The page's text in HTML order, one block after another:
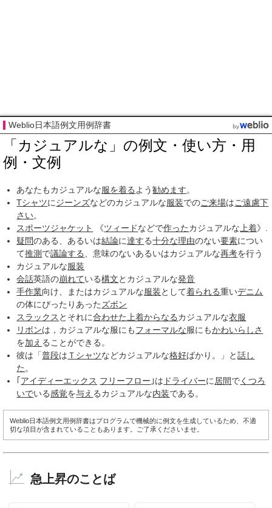
Weblio日本語例文用例辞書
「カジュアルな」の例文・使い方・用
例・文例
あなたもカジュアルな服を着る よう勧めます。
Tシャツにジーンズなどのカジュアルな服装でのご来場はご遠慮下
さい。
スポーツジャケット
《ツィードなどで作ったカジュアルな 上着》.
疑問のある、あるいは結論に達する十分な理由のない要素につい
て推測 で議論する 、意味のないあるいはカジュアルな再考を行う
カジュアルな服装
会話英語の崩れている構文とカジュアルな発音
手作業向け、またはカジュアルな服装として着られる重いデニム
の体にぴったりあった ズボン
スラックス とそれに合わせた 上着からなるカジュアルな衣服
リボンは，カジュアルな服にもフォーマルな服にもかわいらしさ
を加え ることができる。
彼は「普段は Ｔシャツなどカジュアルな格好ばかり。」と話し
た 。
アイディーエックス フリーフロー ｣は ドライバーに 居間でくつろ
いでいる感覚を与え るカジュアルな内装である。
Weblio日本語例文用例辞書はプログラムで機械的に例文を生成しているため、不適
切な項目が含まれていることもあります。ご了承くださいませ。
急上昇のことば